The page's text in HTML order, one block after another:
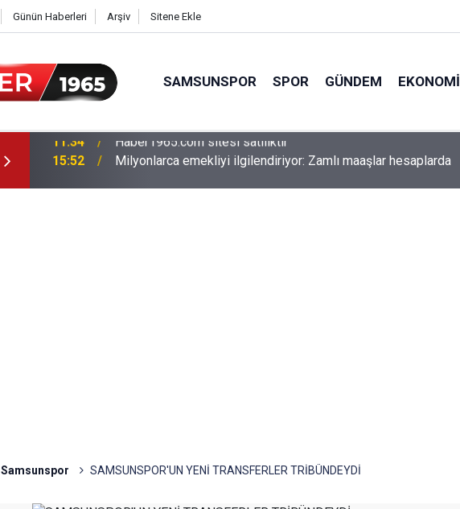
Günün Haberleri Arşiv Sitene Ekle
SAMSUNSPOR SPOR GÜNDEM EKONOMI
15:52 Milyonlarca emekliyi ilgilendiriyor: Zamlı maaşlar hesaplarda
Samsunspor SAMSUNSPOR'UN YENİ TRANSFERLER TRİBÜNDEYDİ